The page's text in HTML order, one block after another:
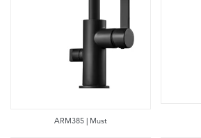
ARM385 | Must